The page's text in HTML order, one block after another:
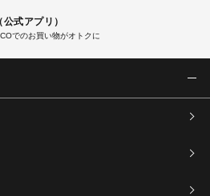
式アプリ）
でのお買い物がオトクに